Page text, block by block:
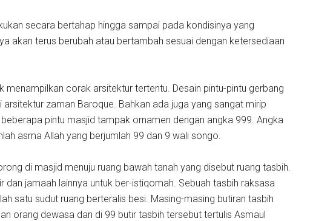
secara bertahap hingga sampai pada kondisinya yang
akan terus berubah atau bertambah sesuai dengan ketersediaan
menampilkan corak arsitektur tertentu. Desain pintu-pintu gerbang
zaman Baroque. Bahkan ada juga yang sangat mirip
pintu masjid tampak ornamen dengan angka 999. Angka
asma Allah yang berjumlah 99 dan 9 wali songo.
di masjid menuju ruang bawah tanah yang disebut ruang tasbih.
dan jamaah lainnya untuk ber-istiqomah. Sebuah tasbih raksasa
satu sudut ruang berteralis besi. Masing-masing butiran tasbih
orang dewasa dan di 99 butir tasbih tersebut tertulis Asmaul